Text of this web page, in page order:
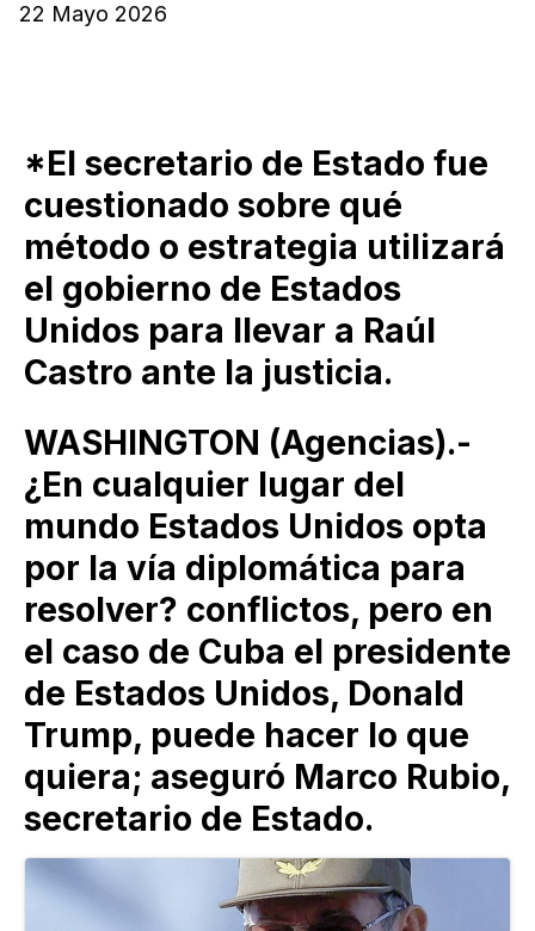
22 Mayo 2026
*El secretario de Estado fue
cuestionado sobre qué
método o estrategia utilizará
el gobierno de Estados
Unidos para llevar a Raúl
Castro ante la justicia.
WASHINGTON (Agencias).-
¿En cualquier lugar del
mundo Estados Unidos opta
por la vía diplomática para
resolver? conflictos, pero en
el caso de Cuba el presidente
de Estados Unidos, Donald
Trump, puede hacer lo que
quiera; aseguró Marco Rubio,
secretario de Estado.